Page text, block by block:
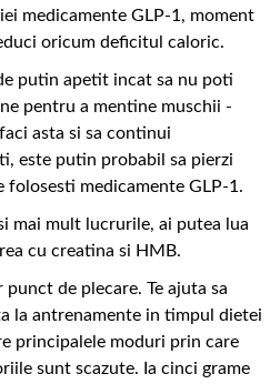
medicamente GLP-1, moment
oricum deficitul caloric.
putin apetit incat sa nu poti
pentru a mentine muschii -
asta si sa continui
este putin probabil sa pierzi
folosesti medicamente GLP-1.
mai mult lucrurile, ai putea lua
cu creatina si HMB.
de plecare. Te ajuta sa
la antrenamente in timpul dietei
principalele moduri prin care
sunt scazute. Ia cinci grame